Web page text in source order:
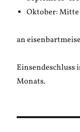
Oktober: Mitte
an
Einsendeschluss
Monats.